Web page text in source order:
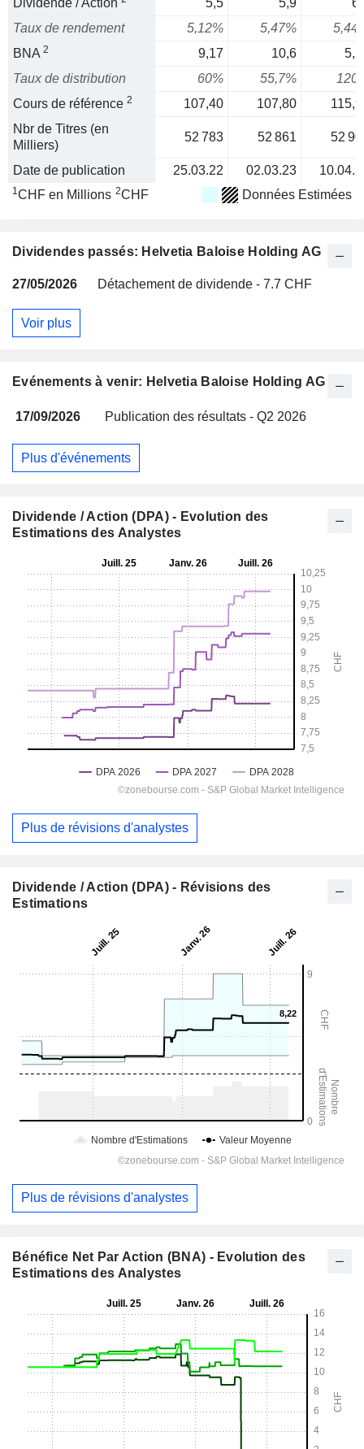
Dividende / Action
5,5 5,9
Taux de rendement
5,12% 5,47%
BNA 2 9,17 10,6
Taux de distribution
60% 55,7%
Cours de référence 2 107,40 107,80
Nbr de Titres (en
Milliers)
52 783 52 861 52
Date de publication 25.03.22 02.03.23
1CHF en Millions 2CHF Données Estimées
Dividendes passés: Helvetia Baloise Holding AG
27/05/2026 Détachement de dividende - 7.7 CHF
Voir plus
Evénements à venir: Helvetia Baloise Holding AG
17/09/2026 Publication des résultats - Q2 2026
Plus d'événements
Dividende / Action (DPA) - Evolution des
Estimations des Analystes
Plus de révisions d'analystes
Dividende / Action (DPA) - Révisions des
Estimations
Plus de révisions d'analystes
Bénéfice Net Par Action (BNA) - Evolution des
Estimations des Analystes